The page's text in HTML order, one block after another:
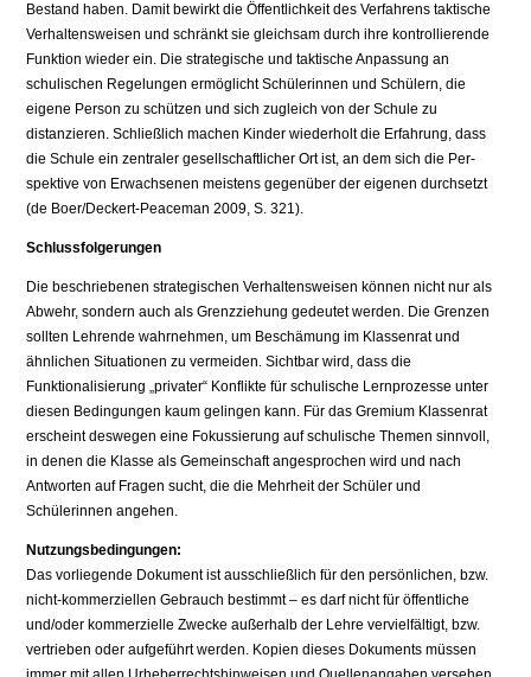
Bestand haben. Damit be­wirkt die Öffentlichkeit des Verfahrens taktische
Verhaltensweisen und schränkt sie gleichsam durch ihre kontrollierende
Funktion wieder ein. Die strategische und taktische Anpassung an
schulischen Rege­lungen ermöglicht Schülerinnen und Schü­lern, die
eigene Person zu schützen und sich zugleich von der Schule zu
distanzieren. Schließlich machen Kinder wiederholt die Erfahrung, dass
die Schule ein zentraler ge­sellschaftlicher Ort ist, an dem sich die Per­
spektive von Erwachsenen meistens gegen­über der eigenen durchsetzt
(de Boer/Deckert-Peaceman 2009, S. 321).
Schlussfolgerungen
Die beschriebenen strategischen Verhaltens­weisen können nicht nur als
Abwehr, son­dern auch als Grenzziehung gedeutet wer­den. Die Grenzen
sollten Lehrende wahr­nehmen, um Beschämung im Klassenrat und
ähnlichen Situationen zu vermeiden. Sichtbar wird, dass die
Funktionalisierung „privater“ Konflikte für schulische Lern­prozesse unter
diesen Bedingungen kaum gelingen kann. Für das Gremium Klassen­rat
erscheint deswegen eine Fokussierung auf schulische Themen sinnvoll,
in denen die Klasse als Gemeinschaft angesprochen wird und nach
Antworten auf Fragen sucht, die die Mehrheit der Schüler und
Schülerinnen angehen.
Nutzungsbedingungen:
Das vorliegende Dokument ist ausschließlich für den persönlichen, bzw.
nicht-kommerziellen Gebrauch bestimmt – es darf nicht für öffentliche
und/oder kommerzielle Zwecke außerhalb der Lehre vervielfältigt, bzw.
vertrieben oder aufgeführt werden. Kopien dieses Dokuments müssen